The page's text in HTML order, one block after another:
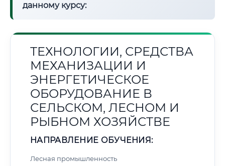
данному курсу:
ТЕХНОЛОГИИ, СРЕДСТВА
МЕХАНИЗАЦИИ И
ЭНЕРГЕТИЧЕСКОЕ
ОБОРУДОВАНИЕ В
СЕЛЬСКОМ, ЛЕСНОМ И
РЫБНОМ ХОЗЯЙСТВЕ
НАПРАВЛЕНИЕ ОБУЧЕНИЯ:
Лесная промышленность